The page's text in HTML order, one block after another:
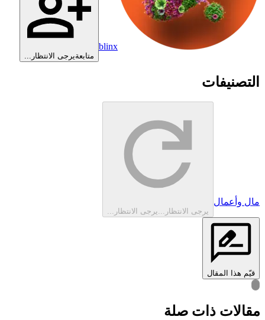
blinx
متابعةيرجى الانتظار...
التصنيفات
مال وأعمال
يرجى الانتظار...يرجى الانتظار...
قيّم هذا المقال
مقالات ذات صلة